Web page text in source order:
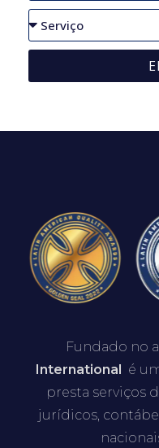
Fundado no
International é
presta serviços
jurídicos,